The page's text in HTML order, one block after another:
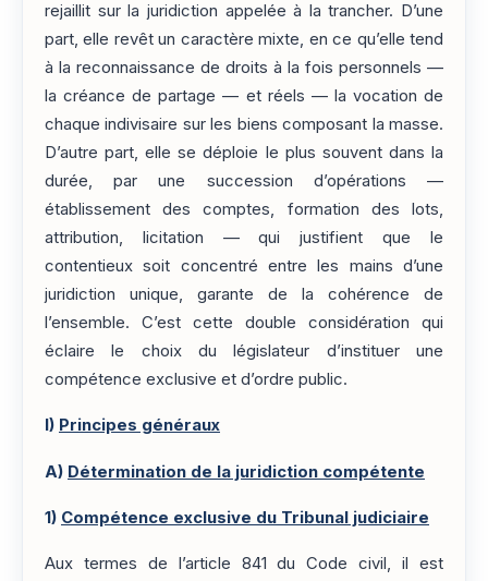
rejaillit sur la juridiction appelée à la trancher. D’une
part, elle revêt un caractère mixte, en ce qu’elle tend
à la reconnaissance de droits à la fois personnels —
la créance de partage — et réels — la vocation de
chaque indivisaire sur les biens composant la masse.
D’autre part, elle se déploie le plus souvent dans la
durée, par une succession d’opérations —
établissement des comptes, formation des lots,
attribution, licitation — qui justifient que le
contentieux soit concentré entre les mains d’une
juridiction unique, garante de la cohérence de
l’ensemble. C’est cette double considération qui
éclaire le choix du législateur d’instituer une
compétence exclusive et d’ordre public.
I) Principes généraux
A) Détermination de la juridiction compétente
1) Compétence exclusive du Tribunal judiciaire
Aux termes de l’article 841 du Code civil, il est